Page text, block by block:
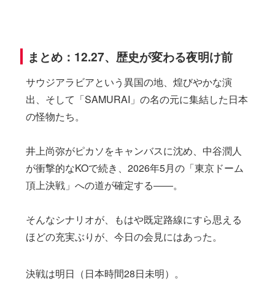
まとめ：12.27、歴史が変わる夜明け前
サウジアラビアという異国の地、煌びやかな演
出、そして「SAMURAI」の名の元に集結した日本
の怪物たち。
井上尚弥がピカソをキャンバスに沈め、中谷潤人
が衝撃的なKOで続き、2026年5月の「東京ドーム
頂上決戦」への道が確定する――。
そんなシナリオが、もはや既定路線にすら思える
ほどの充実ぶりが、今日の会見にはあった。
決戦は明日（日本時間28日未明）。